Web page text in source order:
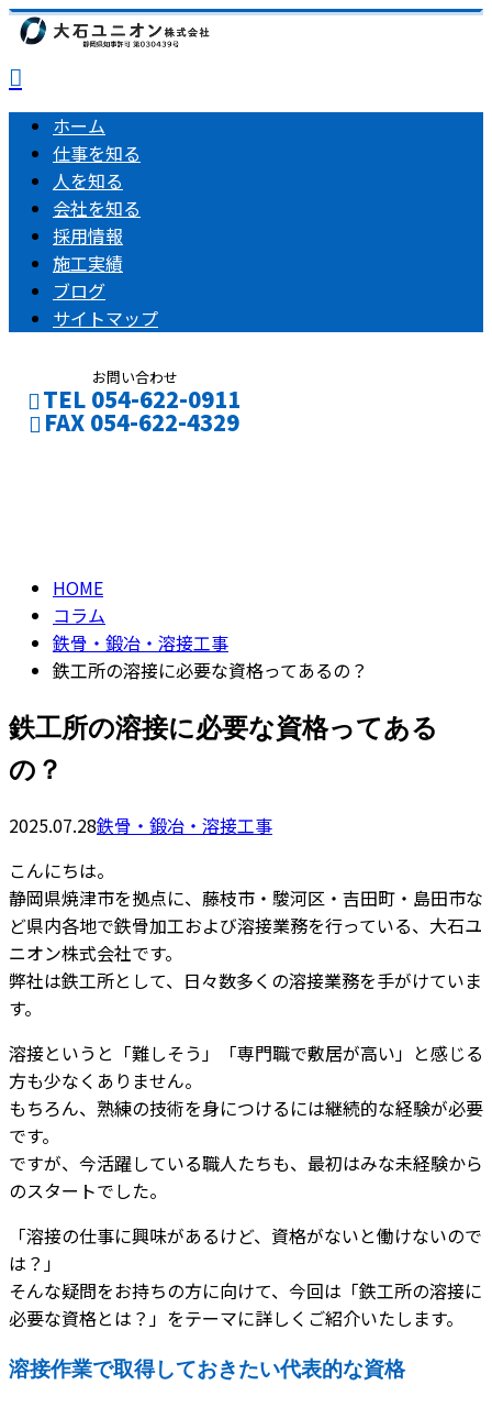
ホーム
仕事を知る
人を知る
会社を知る
採用情報
施工実績
ブログ
サイトマップ
お問い合わせ
TEL 054-622-0911
FAX 054-622-4329
HOME
コラム
鉄骨・鍛冶・溶接工事
鉄工所の溶接に必要な資格ってあるの？
鉄工所の溶接に必要な資格ってある
の？
2025.07.28鉄骨・鍛冶・溶接工事
こんにちは。
静岡県焼津市を拠点に、藤枝市・駿河区・吉田町・島田市な
ど県内各地で鉄骨加工および溶接業務を行っている、大石ユ
ニオン株式会社です。
弊社は鉄工所として、日々数多くの溶接業務を手がけていま
す。
溶接というと「難しそう」「専門職で敷居が高い」と感じる
方も少なくありません。
もちろん、熟練の技術を身につけるには継続的な経験が必要
です。
ですが、今活躍している職人たちも、最初はみな未経験から
のスタートでした。
「溶接の仕事に興味があるけど、資格がないと働けないので
は？」
そんな疑問をお持ちの方に向けて、今回は「鉄工所の溶接に
必要な資格とは？」をテーマに詳しくご紹介いたします。
溶接作業で取得しておきたい代表的な資格